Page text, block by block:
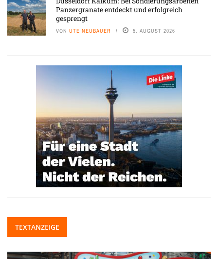
Panzergranate entdeckt und erfolgreich
gesprengt
VON UTE NEUBAUER 5. AUGUST 2026
TEXTANZEIGE